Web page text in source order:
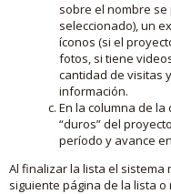
sobre el nombre
seleccionado), un
íconos (si el
fotos, si tiene
cantidad de visitas
información.
En la columna de
“duros” del
período y avance
Al finalizar la lista el
siguiente página de la lista